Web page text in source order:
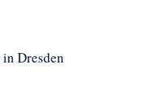
Dresden